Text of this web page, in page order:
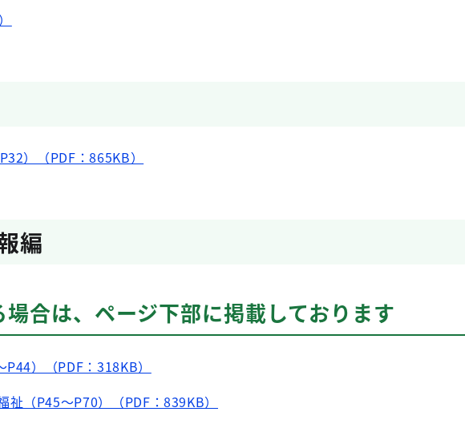
）（PDF：865KB）
編
合は、ページ下部に掲載しております
）（PDF：318KB）
祉（P45～P70）（PDF：839KB）